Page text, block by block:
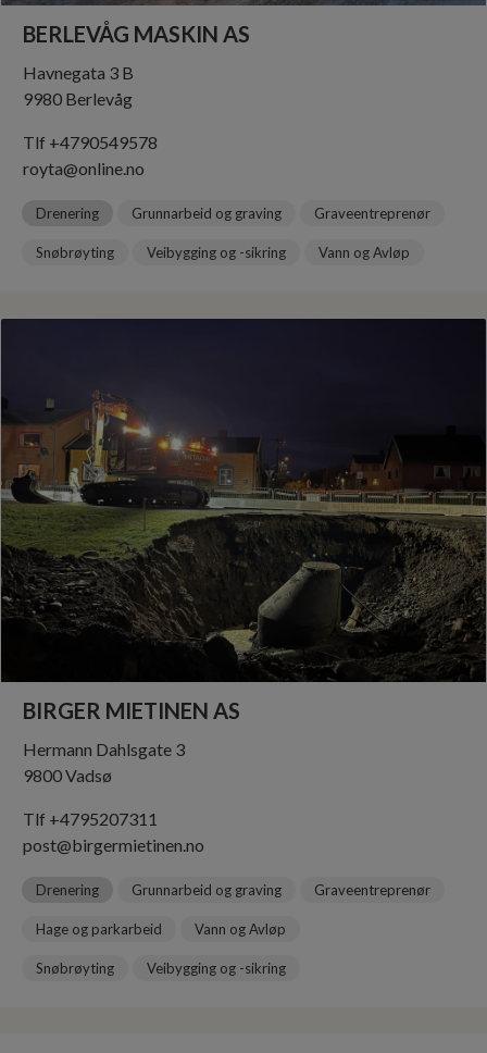
BERLEVÅG MASKIN AS
Havnegata 3 B
9980 Berlevåg
Tlf +4790549578
royta@online.no
Graveentreprenør
Grunnarbeid og graving
Drenering
Vann og Avløp
Veibygging og -sikring
Snøbrøyting
BIRGER MIETINEN AS
Hermann Dahlsgate 3
9800 Vadsø
Tlf +4795207311
post@birgermietinen.no
Graveentreprenør
Grunnarbeid og graving
Drenering
Vann og Avløp
Hage og parkarbeid
Veibygging og -sikring
Snøbrøyting